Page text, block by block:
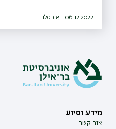
06.12.2022 | יא כסלו
מידע וסיוע
צור קשר